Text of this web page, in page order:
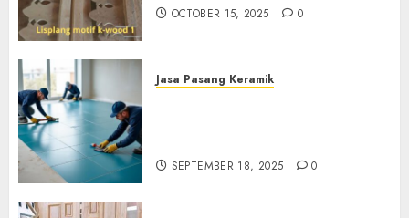
OCTOBER 15, 2025 0
Jasa Pasang Keramik
SEPTEMBER 18, 2025 0